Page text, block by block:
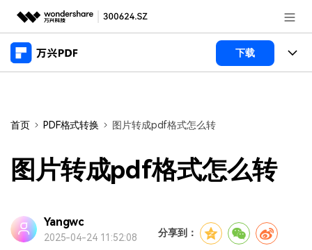
推荐产品
新闻中心
关于万兴
帮助中心
下载
桌面端
万兴PDF Mac版
万兴PDF 安卓版
功能
PDF新功能
PDF编辑器
PDF合并工具
商业合作
企业采购
产品支持
首页 PDF格式转换 图片转成pdf格式怎么转
图片转成pdf格式怎么转
Yangwc
2025-04-24 11:52:08 分享到：